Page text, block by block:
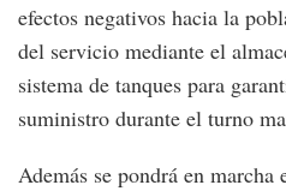
efectos negativos hacia la
del servicio mediante el
sistema de tanques para
suministro durante el turno
Además se pondrá en marcha